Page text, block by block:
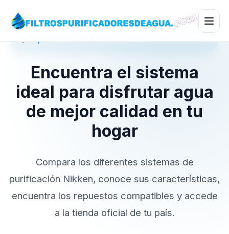
Encuentra el sistema
ideal para disfrutar agua
de mejor calidad en tu
hogar
Compara los diferentes sistemas de
purificación Nikken, conoce sus características,
encuentra los repuestos compatibles y accede
a la tienda oficial de tu país.